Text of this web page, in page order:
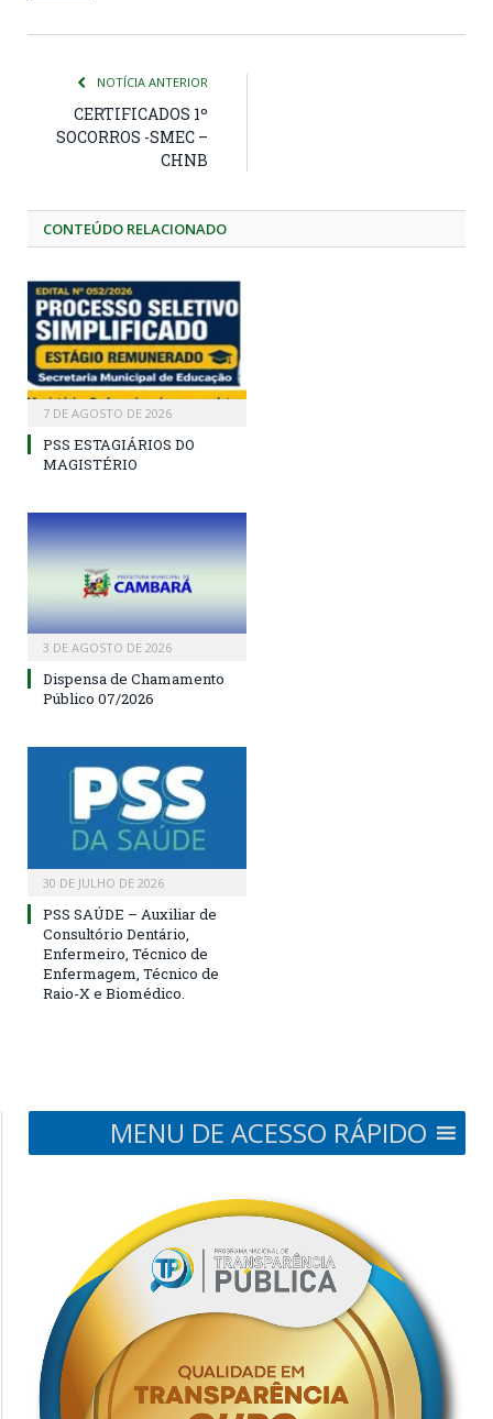
NOTÍCIA ANTERIOR
CERTIFICADOS 1º
SOCORROS -SMEC –
CHNB
CONTEÚDO RELACIONADO
7 DE AGOSTO DE 2026
PSS ESTAGIÁRIOS DO
MAGISTÉRIO
3 DE AGOSTO DE 2026
Dispensa de Chamamento
Público 07/2026
30 DE JULHO DE 2026
PSS SAÚDE – Auxiliar de
Consultório Dentário,
Enfermeiro, Técnico de
Enfermagem, Técnico de
Raio-X e Biomédico.
MENU DE ACESSO RÁPIDO